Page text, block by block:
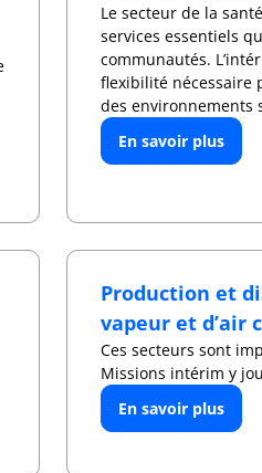
Le secteur de la
services essentiels
communautés.
flexibilité nécessaire
des environnements
En savoir plus
Production et
vapeur et d’air
Ces secteurs sont
Missions intérim y
En savoir plus